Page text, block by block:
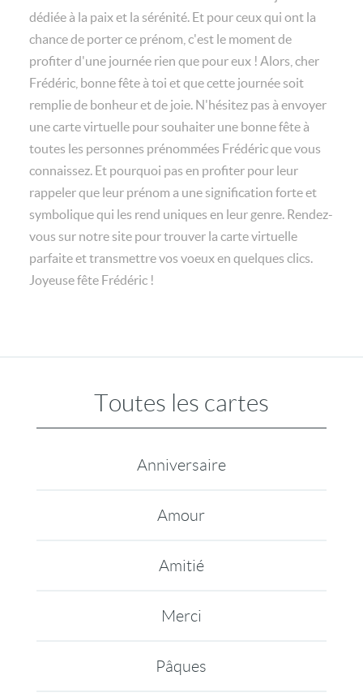
dédiée à la paix et la sérénité. Et pour ceux qui ont la
chance de porter ce prénom, c'est le moment de
profiter d'une journée rien que pour eux ! Alors, cher
Frédéric, bonne fête à toi et que cette journée soit
remplie de bonheur et de joie. N'hésitez pas à envoyer
une carte virtuelle pour souhaiter une bonne fête à
toutes les personnes prénommées Frédéric que vous
connaissez. Et pourquoi pas en profiter pour leur
rappeler que leur prénom a une signification forte et
symbolique qui les rend uniques en leur genre. Rendez-
vous sur notre site pour trouver la carte virtuelle
parfaite et transmettre vos voeux en quelques clics.
Joyeuse fête Frédéric !
Toutes les cartes
Anniversaire
Amour
Amitié
Merci
Pâques